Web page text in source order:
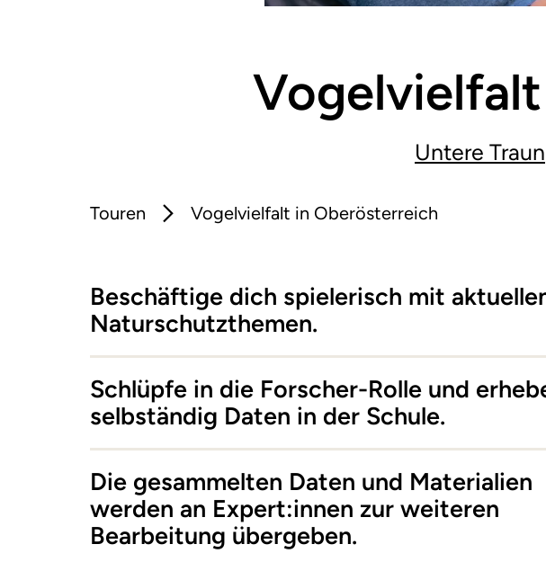
Untere Traun
Touren Vogelvielfalt in Oberösterreich
Beschäftige dich spielerisch mit
Naturschutzthemen.
Schlüpfe in die Forscher-Rolle und
selbständig Daten in der Schule.
Die gesammelten Daten und Materialien
werden an Expert:innen zur weiteren
Bearbeitung übergeben.